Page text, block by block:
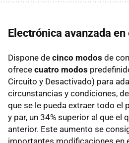
Electrónica avanzada en
Dispone de cinco modos de
ofrece cuatro modos
Circuito y Desactivado) para
circunstancias y condiciones,
que se le pueda extraer todo el
y par, un 34% superior al que el
anterior. Este aumento se